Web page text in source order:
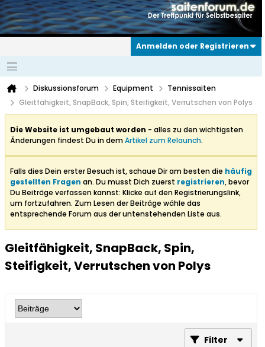
Anmelden oder Registrieren
Diskussionsforum Equipment
Tennissaiten
Gleitfähigkeit, SnapBack, Spin, Steifigkeit, Verrutschen von Polys
Die Website ist umgebaut worden - alles zu den wichtigsten
Änderungen findest Du in demArtikel zum Relaunch.
Falls dies Dein erster Besuch ist, schaue Dir am besten die häufig
gestellten Fragen an. Du musst Dich zuerst registrieren, bevor
Du Beiträge verfassen kannst: Klicke auf den Registrierungslink,
um fortzufahren. Zum Lesen der Beiträge wähle das
entsprechende Forum aus der untenstehenden Liste aus.
Gleitfähigkeit, SnapBack, Spin,
Steifigkeit, Verrutschen von Polys
Filter